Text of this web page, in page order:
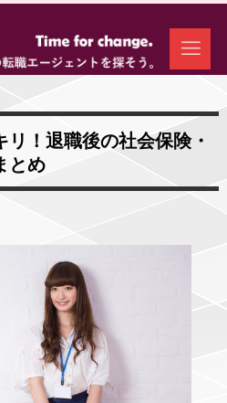
！退職後の社会保険・
とめ